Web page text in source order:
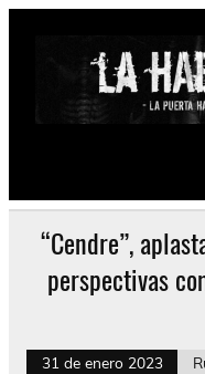
Saltar
Psychedelic,
“Cendre”,
perspectivas
31 de enero 2023